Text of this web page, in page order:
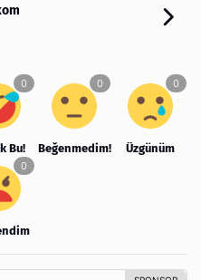
Bu! Beğenmedim! Üzgünüm